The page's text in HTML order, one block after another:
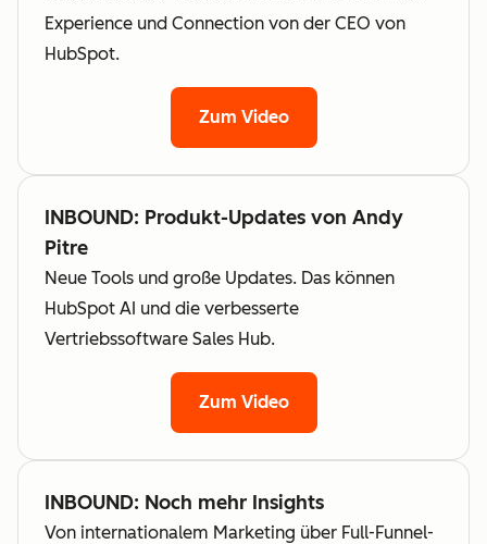
Experience und Connection von der CEO von
HubSpot.
Zum Video
INBOUND: Produkt-Updates von Andy
Pitre
Neue Tools und große Updates. Das können
HubSpot AI und die verbesserte
Vertriebssoftware Sales Hub.
Zum Video
INBOUND: Noch mehr Insights
Von internationalem Marketing über Full-Funnel-